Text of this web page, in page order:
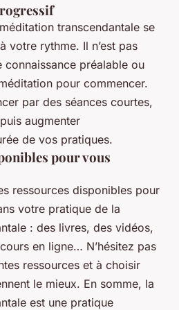
transcendantale se
votre rythme. Il n’est pas
connaissance préalable ou
pour commencer.
par des séances courtes,
augmenter
de vos pratiques.
pour vous
ressources disponibles pour
votre pratique de la
: des livres, des vidéos,
en ligne… N’hésitez pas
ressources et à choisir
le mieux. En somme, la
est une pratique